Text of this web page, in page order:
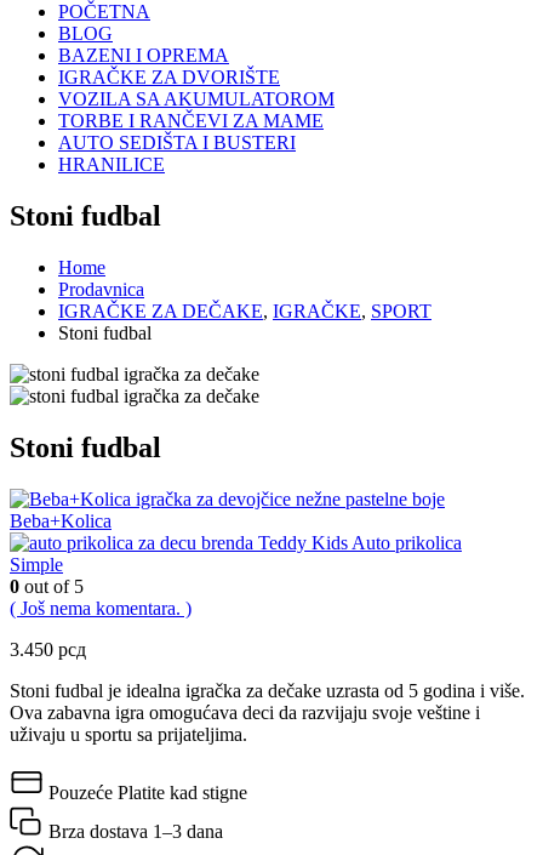
POČETNA
BLOG
BAZENI I OPREMA
IGRAČKE ZA DVORIŠTE
VOZILA SA AKUMULATOROM
TORBE I RANČEVI ZA MAME
AUTO SEDIŠTA I BUSTERI
HRANILICE
Stoni fudbal
Home
Prodavnica
IGRAČKE ZA DEČAKE, IGRAČKE, SPORT
Stoni fudbal
Stoni fudbal
Beba+Kolica
Auto prikolica
Simple
0 out of 5
( Još nema komentara. )
3.450 рсд
Stoni fudbal je idealna igračka za dečake uzrasta od 5 godina i više.
Ova zabavna igra omogućava deci da razvijaju svoje veštine i
uživaju u sportu sa prijateljima.
Pouzeće Platite kad stigne
Brza dostava 1–3 dana